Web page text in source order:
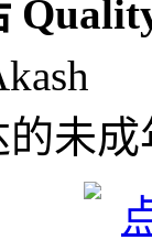
的未